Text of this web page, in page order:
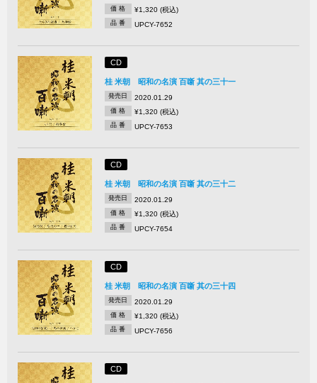
価 格 ¥1,320 (税込)
品 番 UPCY-7652
CD
桂 米朝 昭和の名演 百噺 其の三十一
発売日 2020.01.29
価 格 ¥1,320 (税込)
品 番 UPCY-7653
CD
桂 米朝 昭和の名演 百噺 其の三十二
発売日 2020.01.29
価 格 ¥1,320 (税込)
品 番 UPCY-7654
CD
桂 米朝 昭和の名演 百噺 其の三十四
発売日 2020.01.29
価 格 ¥1,320 (税込)
品 番 UPCY-7656
CD